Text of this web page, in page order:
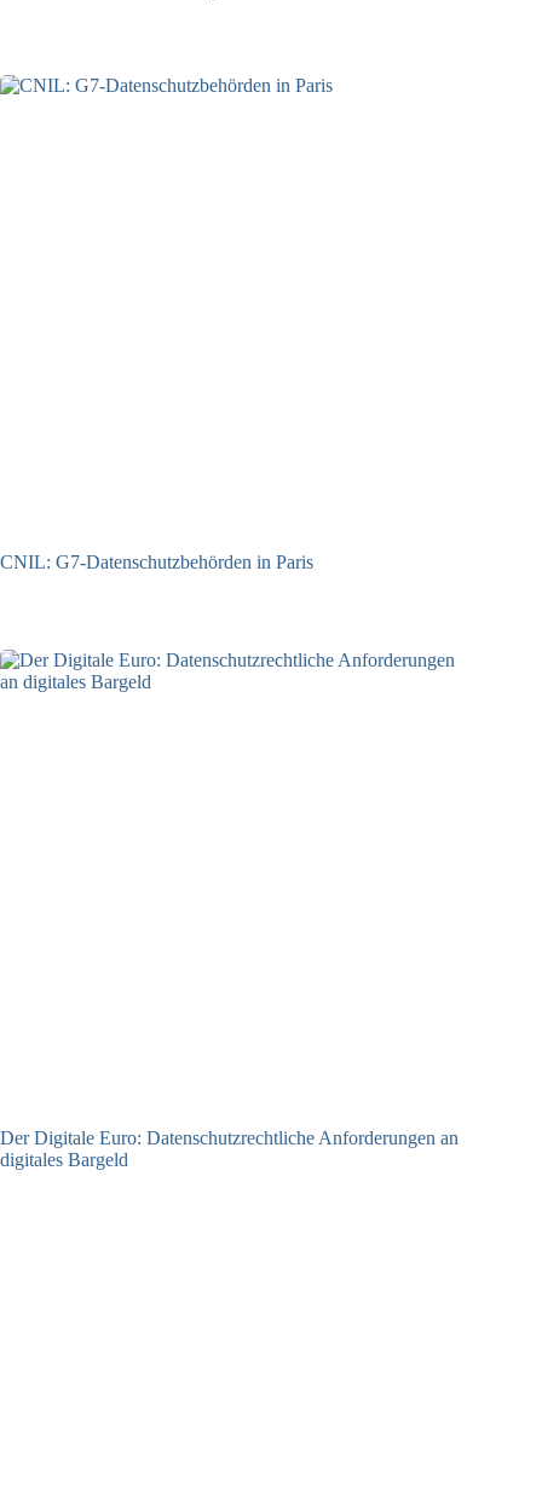
CNIL: G7-Datenschutzbehörden in Paris
Der Digitale Euro: Datenschutzrechtliche Anforderungen an
digitales Bargeld